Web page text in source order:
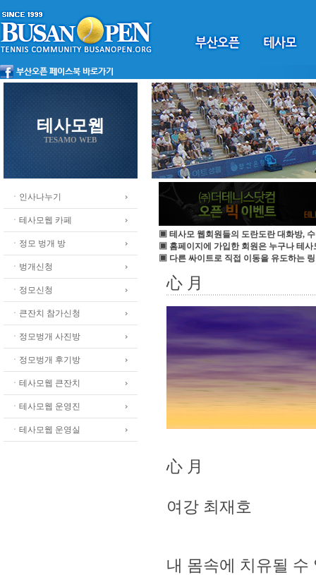
테사모웹
TESAMO WEB
ㆍ인사나누기
ㆍ테사모웹 카페
ㆍ정모 벙개 방
ㆍ벙개신청
ㆍ정모신청
ㆍ큰잔치 참가신청
ㆍ정모벙개 사진방
ㆍ정모벙개 후기방
ㆍ테사모웹 큰잔치
ㆍ테사모웹 운영진
ㆍ테사모웹 운영실
▣ 테사모 웹회원들의 도란도란 대화방,
▣ 홈페이지에 가입한 회원은 누구나 테사
▣ 다른 싸이트로 직접 이동을 유도하는
心 月
心 月
여강 최재호
내 몸속에 치유될 수